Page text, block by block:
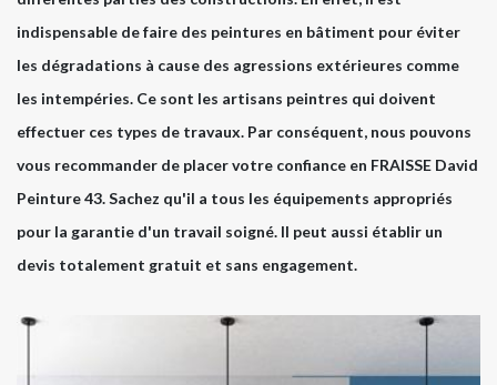
indispensable de faire des peintures en bâtiment pour éviter
les dégradations à cause des agressions extérieures comme
les intempéries. Ce sont les artisans peintres qui doivent
effectuer ces types de travaux. Par conséquent, nous pouvons
vous recommander de placer votre confiance en FRAISSE David
Peinture 43. Sachez qu'il a tous les équipements appropriés
pour la garantie d'un travail soigné. Il peut aussi établir un
devis totalement gratuit et sans engagement.